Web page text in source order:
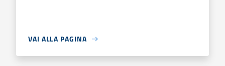
VAI ALLA PAGINA